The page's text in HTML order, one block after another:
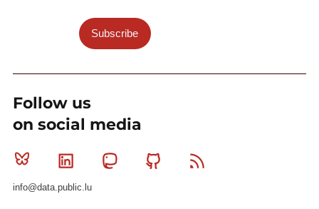
Subscribe
Follow us
on social media
Bluesky Linkedin MastodonGithub
info@data.public.lu